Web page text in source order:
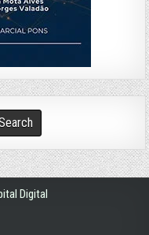
Digital